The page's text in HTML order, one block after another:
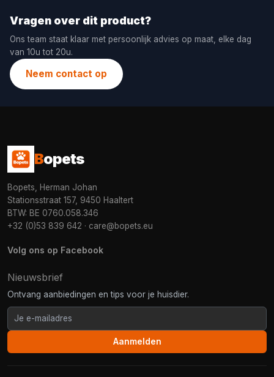
Vragen over dit product?
Ons team staat klaar met persoonlijk advies op maat, elke dag
van 10u tot 20u.
Neem contact op
Bopets
Bopets, Herman Johan
Stationsstraat 157, 9450 Haaltert
BTW: BE 0760.058.346
+32 (0)53 839 642 · care@bopets.eu
Volg ons op Facebook
Nieuwsbrief
Ontvang aanbiedingen en tips voor je huisdier.
Aanmelden